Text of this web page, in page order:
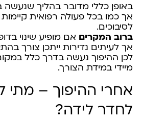
באופן כללי מדובר בהליך
אך כמו בכל פעולה רפואית
לסיבוכים.
ברוב המקרים אם מופיע שינוי
אך לעיתים נדירות ייתכן צורך
לכן ההיפוך נעשה בדרך כלל
מיידי במידת הצורך.
אחרי ההיפוך – מתי
לחדר לידה?